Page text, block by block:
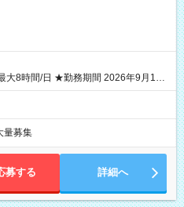
大8時間/日 ★勤務期間 2026年9月16
勤務OK! 期間中フル勤務できる方優遇
相談) ※期間前から勤務スタートも可
量募集
募する 詳細へ